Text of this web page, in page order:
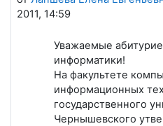
2011, 14:59
Уважаемые
информатики!
На факультете
информационных
государственного
Чернышевского